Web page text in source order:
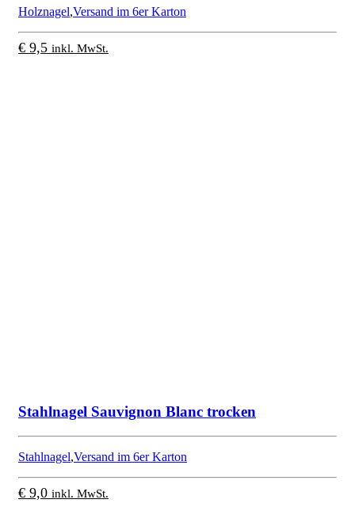
Holznagel,Versand im 6er Karton
€ 9,5 inkl. MwSt.
Stahlnagel Sauvignon Blanc trocken
Stahlnagel,Versand im 6er Karton
€ 9,0 inkl. MwSt.